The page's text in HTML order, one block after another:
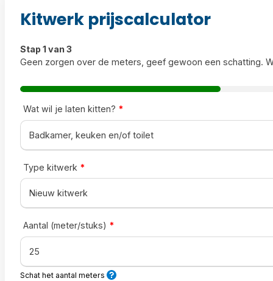
Kitwerk prijscalculator
Stap 1 van 3
Geen zorgen over de meters, geef gewoon een schatting.
Wat wil je laten kitten? *
Type kitwerk *
Aantal (meter/stuks) *
Schat het aantal meters